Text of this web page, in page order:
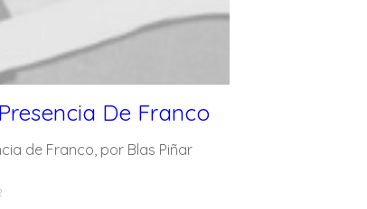
De Franco
de Franco, por Blas Piñar